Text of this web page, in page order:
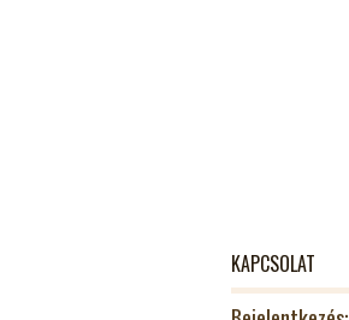
KAPCSOLAT